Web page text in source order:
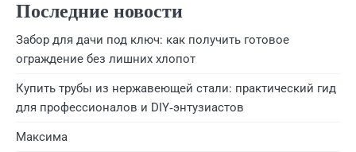
Последние новости
Забор для дачи под ключ: как получить готовое
ограждение без лишних хлопот
Купить трубы из нержавеющей стали: практический гид
для профессионалов и DIY‑энтузиастов
Максима